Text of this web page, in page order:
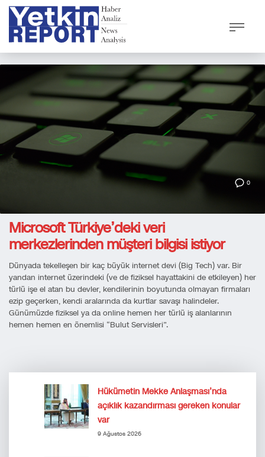
0
Microsoft Türkiye’deki veri
merkezlerinden müşteri bilgisi istiyor
Dünyada tekelleşen bir kaç büyük internet devi (Big Tech) var. Bir
yandan internet üzerindeki (ve de fiziksel hayattakini de etkileyen) her
türlü işe el atan bu devler, kendilerinin boyutunda olmayan firmaları
ezip geçerken, kendi aralarında da kurtlar savaşı halindeler.
Günümüzde fiziksel ya da online hemen her türlü iş alanlarının
hemen hemen en önemlisi “Bulut Servisleri”.
Hükümetin Mekke Anlaşması’nda
açıklık kazandırması gereken konular
var
9 Ağustos 2026